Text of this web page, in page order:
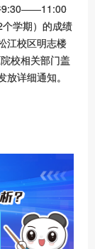
9:30——11:00
学期）的成绩
江校区明志楼
校相关部门盖
详细通知。